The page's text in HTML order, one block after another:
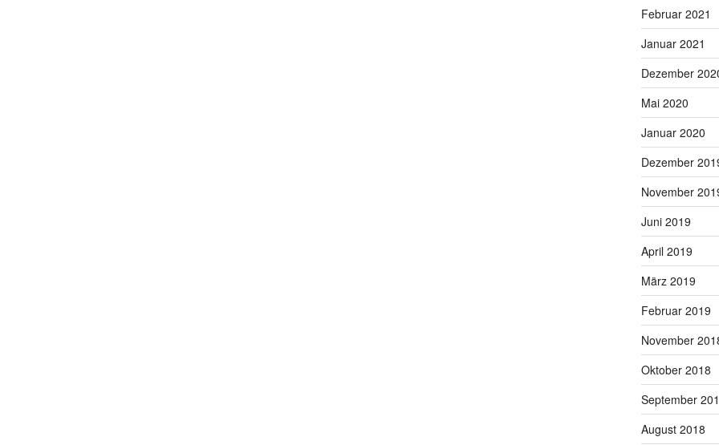
Februar 2021
Januar 2021
Dezember
Mai 2020
Januar 2020
Dezember
November
Juni 2019
April 2019
März 2019
Februar 2019
November
Oktober 2018
September
August 2018